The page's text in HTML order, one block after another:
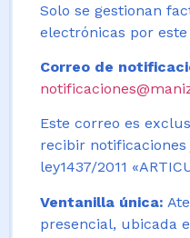
Solo se gestionan
electrónicas por
Correo de
Este correo es
recibir notificaciones
ley1437/2011
Ventanilla única:
presencial, ubicada